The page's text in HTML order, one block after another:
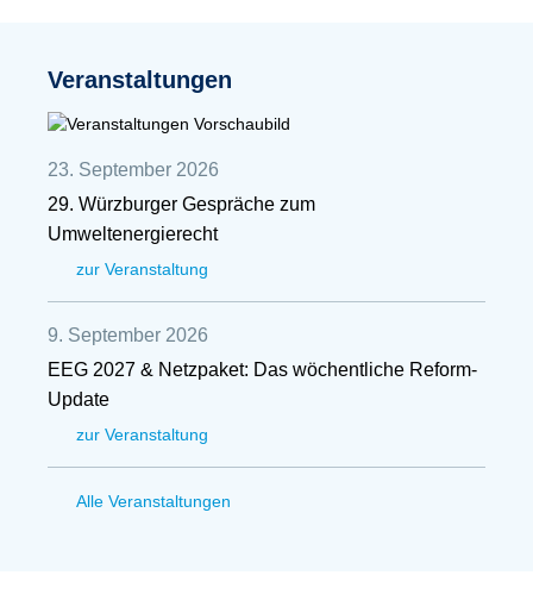
Veranstaltungen
23. September 2026
29. Würzburger Gespräche zum
Umweltenergierecht
zur Veranstaltung
9. September 2026
EEG 2027 & Netzpaket: Das wöchentliche Reform-
Update
zur Veranstaltung
Alle Veranstaltungen